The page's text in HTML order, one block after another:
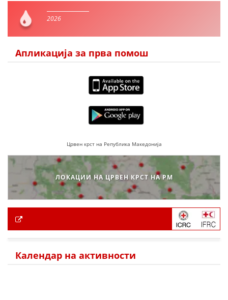
2026
Апликација за прва помош
Црвен крст на Република Македонија
ЛОКАЦИИ НА ЦРВЕН КРСТ НА РМ
Календар на активности